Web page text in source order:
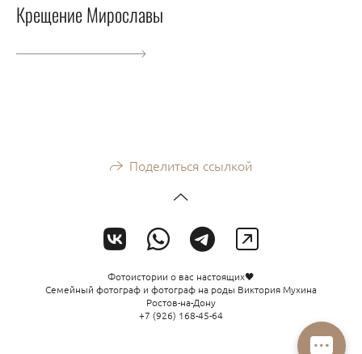
Крещение Мирославы
Поделиться ссылкой
Фотоистории о вас настоящих🖤
Семейный фотограф и фотограф на роды Виктория Мухина
Ростов-на-Дону
+7 (926) 168-45-64